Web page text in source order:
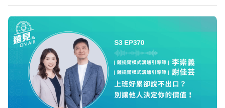
家爭鳴的激烈浪潮下，傳統的健身房該如何轉型突圍？ 本
集《遠見ON AIR》邀請到可爾姿Curves台灣執行長林宏
遠，帶你解析可爾姿如何打造出兼顧健康生活與女力創業的
健身新契機！ 🔺如何從「傳統大型健身房」轉型為「社區
運動便利店」？ 🔺運動如何落實最貼心的「女性專屬、零
壓力」空間？ 🔺對抗肌少症、預防高齡化！驚豔醫學界的
「社會處方」 🔺超高加盟成功率！為無數女性圓夢的「女
力互助與微型創業平台」 主持人／遠見雜誌副社長兼遠見